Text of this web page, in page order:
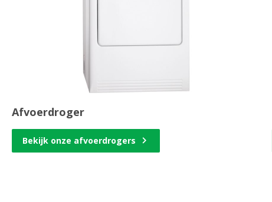
Afvoerdroger
Bekijk onze afvoerdrogers